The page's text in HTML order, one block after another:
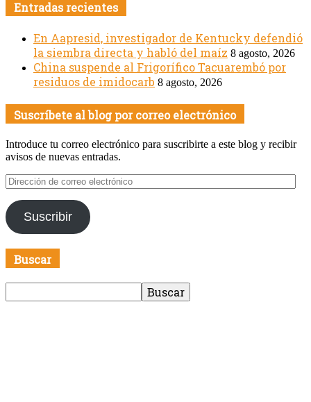
Entradas recientes
En Aapresid, investigador de Kentucky defendió
la siembra directa y habló del maíz 8 agosto, 2026
China suspende al Frigorífico Tacuarembó por
residuos de imidocarb 8 agosto, 2026
Suscríbete al blog por correo electrónico
Introduce tu correo electrónico para suscribirte a este blog y recibir
avisos de nuevas entradas.
Dirección
de
correo
electrónico
Suscribir
Buscar